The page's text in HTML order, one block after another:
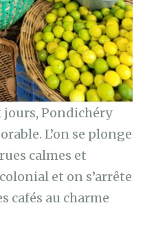
Pondichéry
L’on se plonge
calmes et
et on s’arrête
cafés au charme